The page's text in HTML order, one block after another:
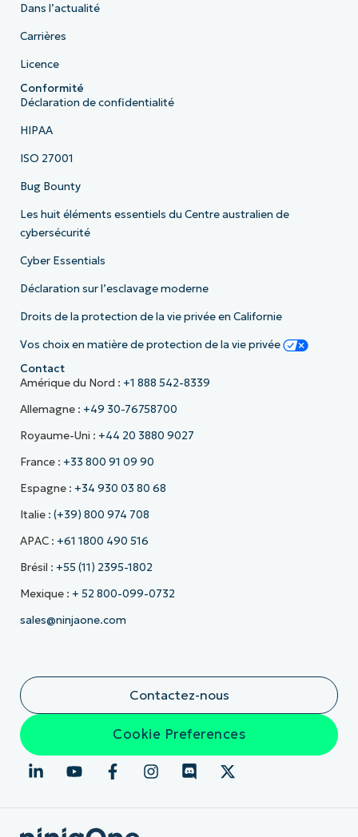
Dans l’actualité
Carrières
Licence
Conformité
Déclaration de confidentialité
HIPAA
ISO 27001
Bug Bounty
Les huit éléments essentiels du Centre australien de
cybersécurité
Cyber Essentials
Déclaration sur l’esclavage moderne
Droits de la protection de la vie privée en Californie
Vos choix en matière de protection de la vie privée
Contact
Amérique du Nord : +1 888 542-8339
Allemagne : +49 30-76758700
Royaume-Uni : +44 20 3880 9027
France : +33 800 91 09 90
Espagne : +34 930 03 80 68
Italie : (+39) 800 974 708
APAC : +61 1800 490 516
Brésil : +55 (11) 2395-1802
Mexique : + 52 800-099-0732
sales@ninjaone.com
Contactez-nous
Cookie Preferences